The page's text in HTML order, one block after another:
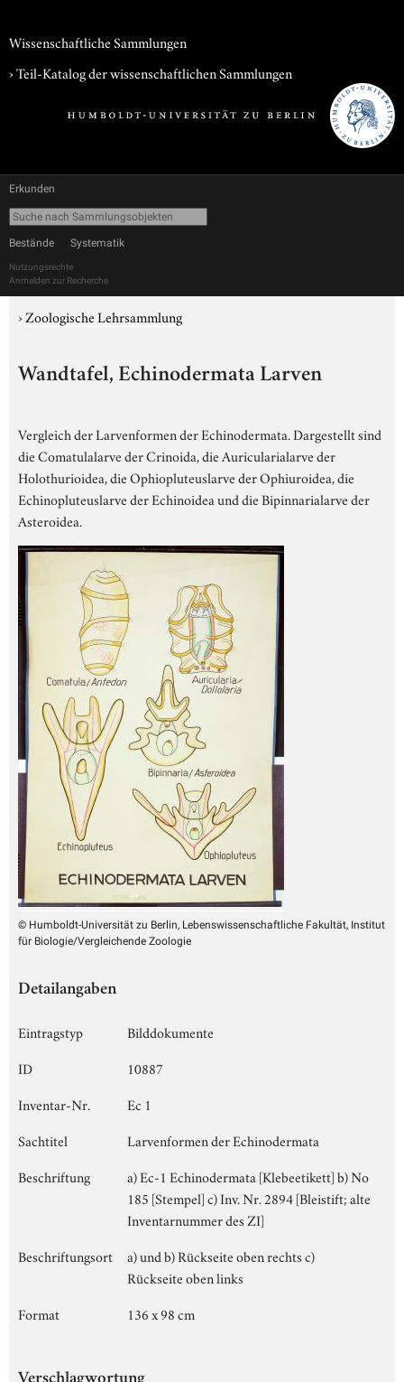
Wissenschaftliche Sammlungen
› Teil-Katalog der wissenschaftlichen Sammlungen
Erkunden
Bestände Systematik
Nutzungsrechte
Anmelden zur Recherche
›Zoologische Lehrsammlung
Wandtafel, Echinodermata Larven
Vergleich der Larvenformen der Echinodermata. Dargestellt sind
die Comatulalarve der Crinoida, die Auricularialarve der
Holothurioidea, die Ophiopluteuslarve der Ophiuroidea, die
Echinopluteuslarve der Echinoidea und die Bipinnarialarve der
Asteroidea.
© Humboldt-Universität zu Berlin, Lebenswissenschaftliche Fakultät, Institut
für Biologie/Vergleichende Zoologie
Detailangaben
Eintragstyp
Bilddokumente
ID
10887
Inventar-Nr.
Ec 1
Sachtitel
Larvenformen der Echinodermata
Beschriftung
a) Ec-1 Echinodermata [Klebeetikett] b) No
185 [Stempel] c) Inv. Nr. 2894 [Bleistift; alte
Inventarnummer des ZI]
Beschriftungsort
a) und b) Rückseite oben rechts c)
Rückseite oben links
Format
136 x 98 cm